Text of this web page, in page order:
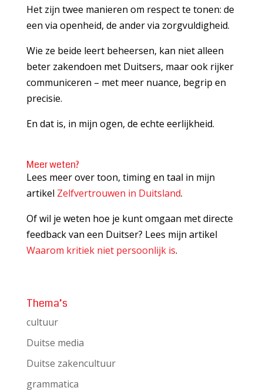
Het zijn twee manieren om respect te tonen: de
een via openheid, de ander via zorgvuldigheid.
Wie ze beide leert beheersen, kan niet alleen
beter zakendoen met Duitsers, maar ook rijker
communiceren – met meer nuance, begrip en
precisie.
En dat is, in mijn ogen, de echte eerlijkheid.
Meer weten?
Lees meer over toon, timing en taal in mijn
artikel Zelfvertrouwen in Duitsland.
Of wil je weten hoe je kunt omgaan met directe
feedback van een Duitser? Lees mijn artikel
Waarom kritiek niet persoonlijk is.
Thema’s
cultuur
Duitse media
Duitse zakencultuur
grammatica